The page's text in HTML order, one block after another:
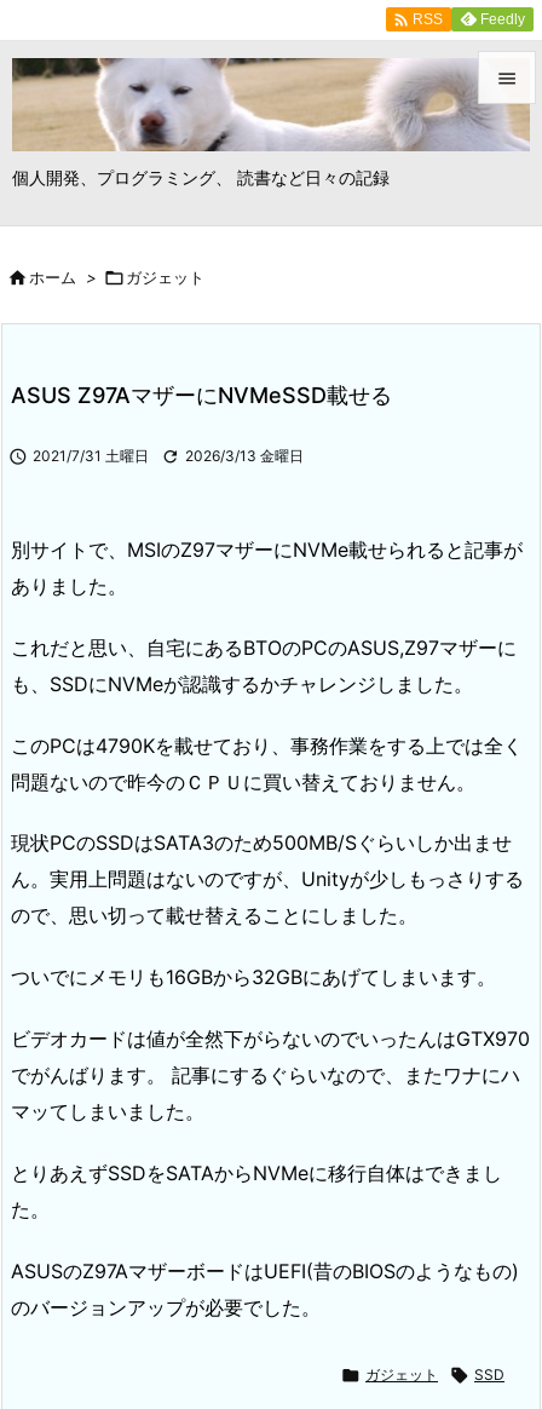
個人開発、プログラミング、 読書など日々の記録


メニュ
 RSS Feedly
ホーム > ガジェット
ASUS Z97AマザーにNVMeSSD載せる
 2021/7/31 土曜日  2026/3/13 金曜日
別サイトで、MSIのZ97マザーにNVMe載せられると記事が
ありました。
これだと思い、自宅にあるBTOのPCのASUS,Z97マザーに
も、SSDにNVMeが認識するかチャレンジしました。
このPCは4790Kを載せており、事務作業をする上では全く
問題ないので昨今のＣＰＵに買い替えておりません。
現状PCのSSDはSATA3のため500MB/Sぐらいしか出ませ
ん。実用上問題はないのですが、Unityが少しもっさりする
ので、思い切って載せ替えることにしました。
ついでにメモリも16GBから32GBにあげてしまいます。
ビデオカードは値が全然下がらないのでいったんはGTX970
でがんばります。 記事にするぐらいなので、またワナにハ
マッてしまいました。
とりあえずSSDをSATAからNVMeに移行自体はできまし
た。
ASUSのZ97AマザーボードはUEFI(昔のBIOSのようなもの)
のバージョンアップが必要でした。
 ガジェット  SSD